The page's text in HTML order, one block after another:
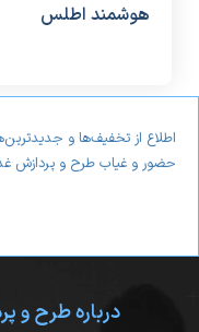
هوشمند اطلس
اطلاع از تخفیف‌ها و
حضور و غیاب طرح و پردازش
درباره طرح و